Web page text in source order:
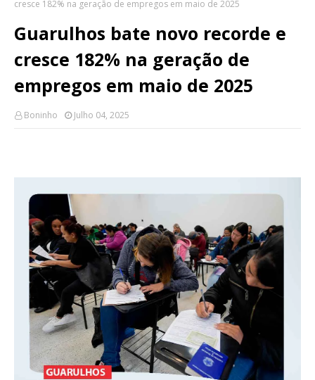
cresce 182% na geração de empregos em maio de 2025
Guarulhos bate novo recorde e
cresce 182% na geração de
empregos em maio de 2025
Boninho Julho 04, 2025